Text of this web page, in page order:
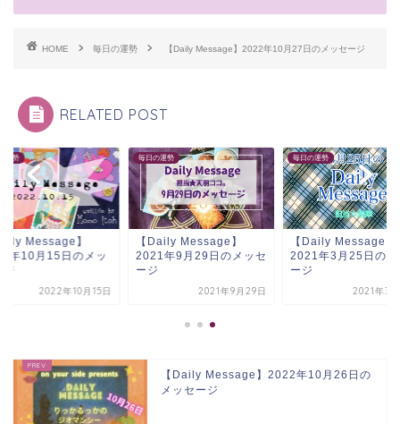
HOME 毎日の運勢 【Daily Message】2022年10月27日のメッセージ
RELATED POST
運勢
Message】
年10月15日のメッ
ジ
2022年10月15日
毎日の運勢
【Daily Message】
2021年9月29日のメッセ
ージ
2021年9月29日
毎日の運勢
【Daily Message】
2021年3月25日のメ
ージ
2021年3
【Daily Message】2022年10月26日の
メッセージ